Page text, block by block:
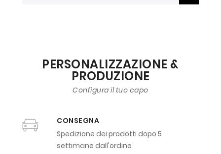
PERSONALIZZAZIONE &
PRODUZIONE
Configura il tuo capo
CONSEGNA
Spedizione dei prodotti dopo 5
settimane dall'ordine